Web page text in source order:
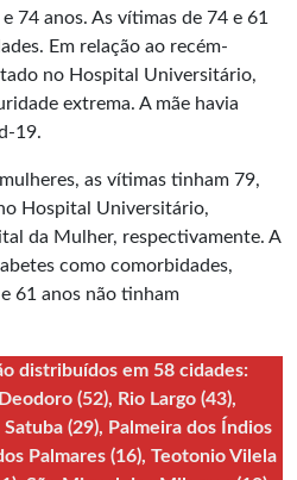
74 anos. As vítimas de 74 e 61
Em relação ao recém-
no Hospital Universitário,
extrema. A mãe havia
19.
as vítimas tinham 79,
Hospital Universitário,
da Mulher, respectivamente. A
como comorbidades,
61 anos não tinham
distribuídos em 58 cidades:
(52), Rio Largo (43),
(29), Palmeira dos Índios
Palmares (16), Teotonio Vilela